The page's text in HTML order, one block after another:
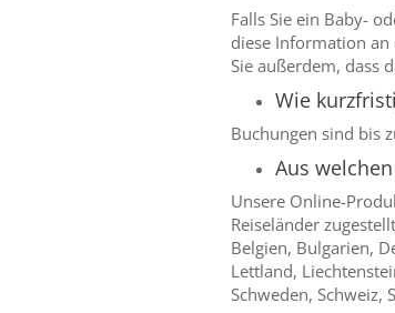
Falls Sie ein Baby-
diese Information
Sie außerdem, dass
Wie
Buchungen sind bis
Aus
Unsere Online-
Reiseländer
Belgien, Bulgarien,
Lettland,
Schweden, Schweiz,